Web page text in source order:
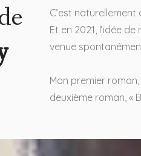
C’est
Et en 2021, l’idée
venue
Mon premier
deuxième roman, «